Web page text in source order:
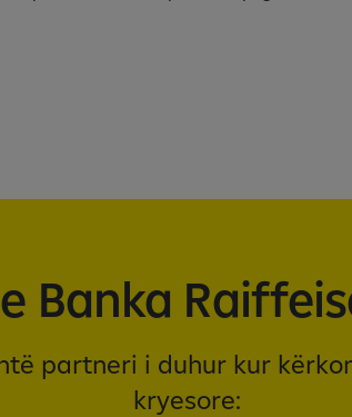
Banka
partneri i duhur kur
kryesore: